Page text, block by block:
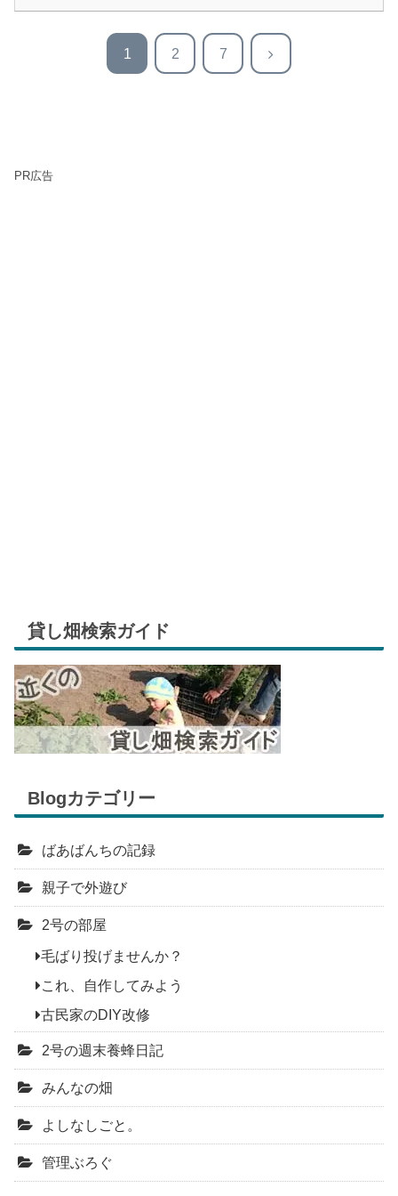
1 2 7 次
PR広告
貸し畑検索ガイド
Blogカテゴリー
ばあばんちの記録
親子で外遊び
2号の部屋
毛ばり投げませんか？
これ、自作してみよう
古民家のDIY改修
2号の週末養蜂日記
みんなの畑
よしなしごと。
管理ぶろぐ